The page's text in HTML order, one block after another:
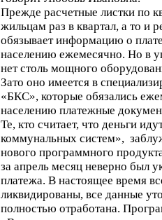
Прежде расчетные листки по
жильцам раз в квартал, а то и
обязывает информацию о
населению ежемесячно. Но в
нет столь мощного
Зато оно имеется в
«БКС», которые обязались
населению платежные
Те, кто считает, что деньги
коммунальных систем»,
нового программного
за апрель месяц неверно был
платежа. В настоящее время
ликвидированы, все данные
полностью отработана.